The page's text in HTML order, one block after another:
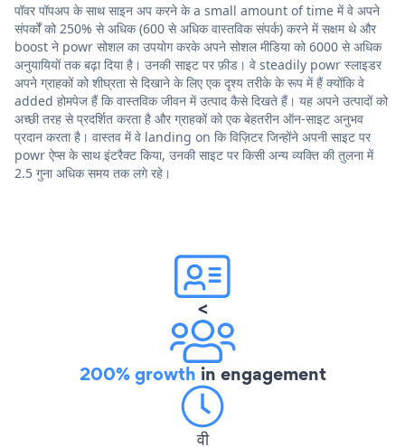
पॉवर पॉपअप के साथ साइन अप करने के a small amount of time में वे अपने
संपर्कों को 250% से अधिक (600 से अधिक वास्तविक संपर्क) करने में सक्षम थे और
boost ने powr सोशल का उपयोग करके अपने सोशल मीडिया को 6000 से अधिक
अनुयायियों तक बढ़ा दिया है। उनकी साइट पर फ़ीड। वे steadily powr स्लाइडर
अपने ग्राहकों को शीघ्रता से दिखाने के लिए एक दृश्य तरीके के रूप में हैं क्योंकि वे
added होमपेज हैं कि वास्तविक जीवन में उत्पाद कैसे दिखते हैं। यह अपने उत्पादों को
अच्छी तरह से प्रदर्शित करता है और ग्राहकों को एक बेहतरीन ऑन-साइट अनुभव
प्रदान करता है। वास्तव में वे landing on कि विज़िटर जिन्होंने अपनी साइट पर
powr ऐप्स के साथ इंटरैक्ट किया, उनकी साइट पर किसी अन्य व्यक्ति की तुलना में
2.5 गुना अधिक समय तक लगे रहे।
<
200% growth in engagement
वी